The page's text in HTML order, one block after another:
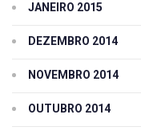
JANEIRO 2015
DEZEMBRO 2014
NOVEMBRO 2014
OUTUBRO 2014